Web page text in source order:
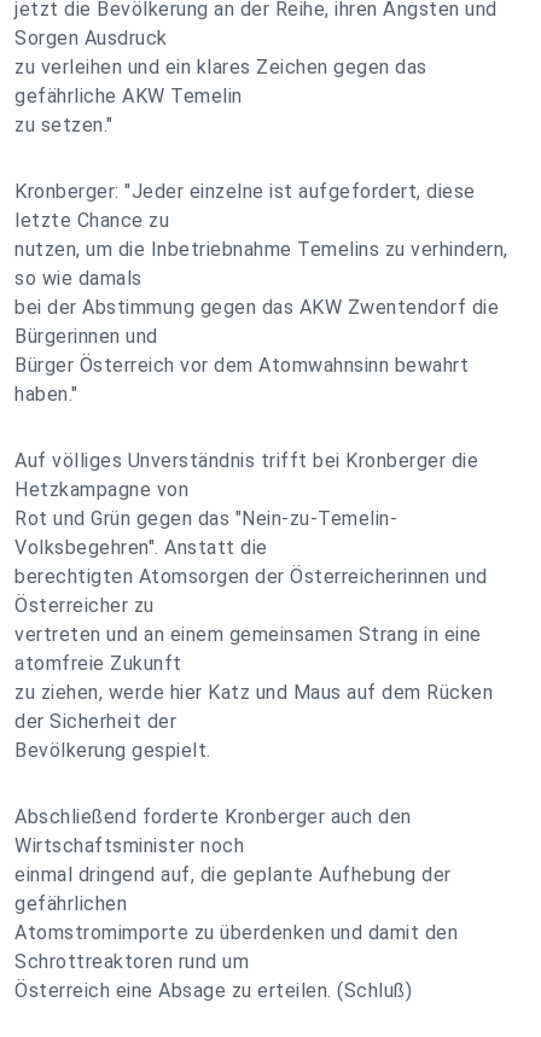
jetzt die Bevölkerung an der Reihe, ihren Ängsten und
Sorgen Ausdruck
zu verleihen und ein klares Zeichen gegen das
gefährliche AKW Temelin
zu setzen."
Kronberger: "Jeder einzelne ist aufgefordert, diese
letzte Chance zu
nutzen, um die Inbetriebnahme Temelins zu verhindern,
so wie damals
bei der Abstimmung gegen das AKW Zwentendorf die
Bürgerinnen und
Bürger Österreich vor dem Atomwahnsinn bewahrt
haben."
Auf völliges Unverständnis trifft bei Kronberger die
Hetzkampagne von
Rot und Grün gegen das "Nein-zu-Temelin-
Volksbegehren". Anstatt die
berechtigten Atomsorgen der Österreicherinnen und
Österreicher zu
vertreten und an einem gemeinsamen Strang in eine
atomfreie Zukunft
zu ziehen, werde hier Katz und Maus auf dem Rücken
der Sicherheit der
Bevölkerung gespielt.
Abschließend forderte Kronberger auch den
Wirtschaftsminister noch
einmal dringend auf, die geplante Aufhebung der
gefährlichen
Atomstromimporte zu überdenken und damit den
Schrottreaktoren rund um
Österreich eine Absage zu erteilen. (Schluß)